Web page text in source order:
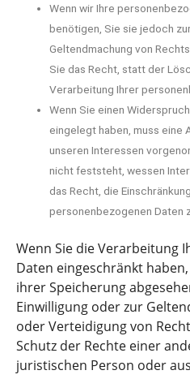
Wenn wir Ihre
benötigen, Sie sie jedoch
Geltendmachung von
Sie das Recht, statt der
Verarbeitung Ihrer
Wenn Sie einen
eingelegt haben, muss eine
unseren Interessen
nicht feststeht, wessen
das Recht, die
personenbezogenen Daten
Wenn Sie die Verarbeitung
Daten eingeschränkt
ihrer Speicherung
Einwilligung oder zur
oder Verteidigung von
Schutz der Rechte einer
juristischen Person oder